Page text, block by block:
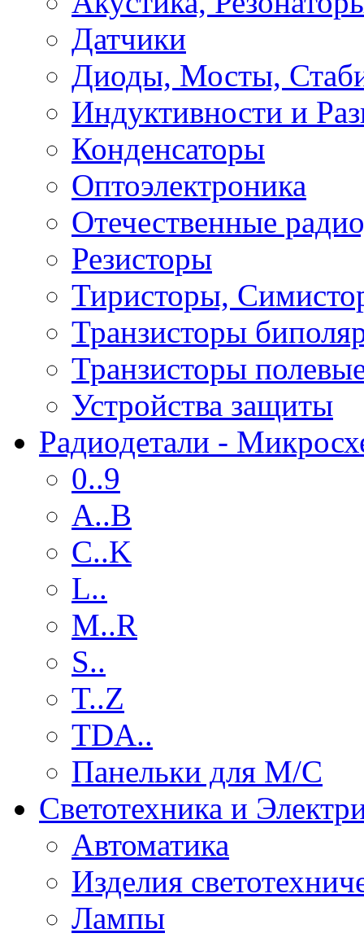
Датчики
Диоды, Мосты,
Индуктивности и
Конденсаторы
Оптоэлектроника
Отечественные
Резисторы
Тиристоры,
Транзисторы
Транзисторы
Устройства защиты
Радиодетали -
0..9
A..B
C..K
L..
M..R
S..
T..Z
TDA..
Панельки для М/С
Светотехника и
Автоматика
Изделия
Лампы